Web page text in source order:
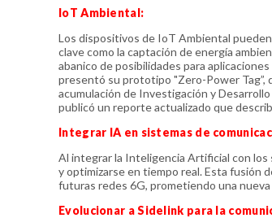
IoT Ambiental:
Los dispositivos de IoT Ambiental
clave como la captación de energía
abanico de posibilidades para
presentó su prototipo "Zero-Power Tag”,
acumulación de Investigación y
publicó un reporte actualizado que
Integrar IA en sistemas de
Al integrar la Inteligencia Artificial con los
y optimizarse en tiempo real. Esta fusión
futuras redes 6G, prometiendo una
Evolucionar a Sidelink para la